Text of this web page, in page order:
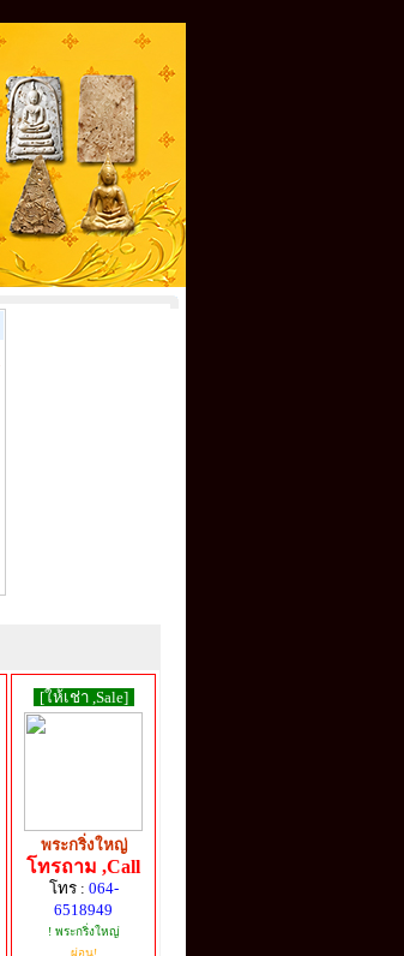
[ให้เช่า ,Sale]
พระกริ่งใหญ่
โทรถาม ,Call
โทร : 064-
6518949
! พระกริ่งใหญ่
ผ่อน!